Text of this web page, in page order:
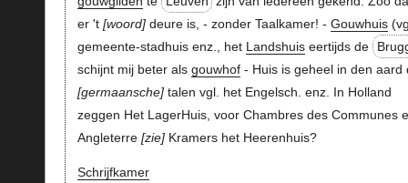
er 't woord deure is, - zonder Taalkamer! - Gouwhuis
gemeente-stadhuis enz., het Landshuiseertijds de
schijnt mij beter als gouwhof- Huis is geheel in den aard
germaansche talen vgl. het Engelsch. enz. In Holland
zeggen Het LagerHuis, voor Chambres des Communes
Angleterre zie Kramers het Heerenhuis?
Schrijfkamer